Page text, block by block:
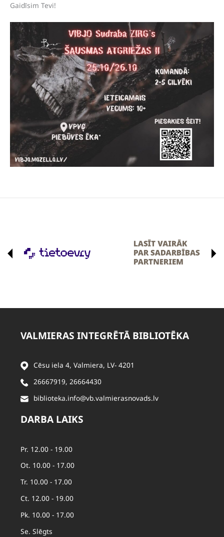
Gaidīsim Tevi!
VALMIERAS INTEGRĒTĀ BIBLIOTĒKA
Cēsu iela 4, Valmiera, LV- 4201
26667919, 26664430
biblioteka.info@vb.valmierasnovads.lv
DARBA LAIKS
Pr. 12.00 - 19.00
Ot. 10.00 - 17.00
Tr. 10.00 - 17.00
Ct. 12.00 - 19.00
Pk. 10.00 - 17.00
Se. Slēgts